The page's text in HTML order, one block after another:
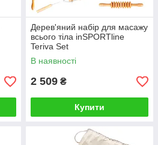
Дерев'яний набір для масажу
всього тіла inSPORTline
Teriva Set
В наявності
2 509 ₴
Купити